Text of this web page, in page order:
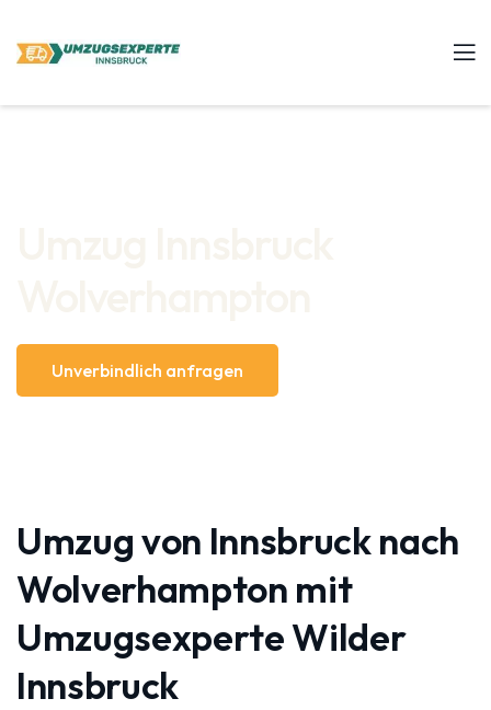
Unverbindlich anfragen
Umzug von Innsbruck nach
Wolverhampton mit
Umzugsexperte Wilder
Innsbruck